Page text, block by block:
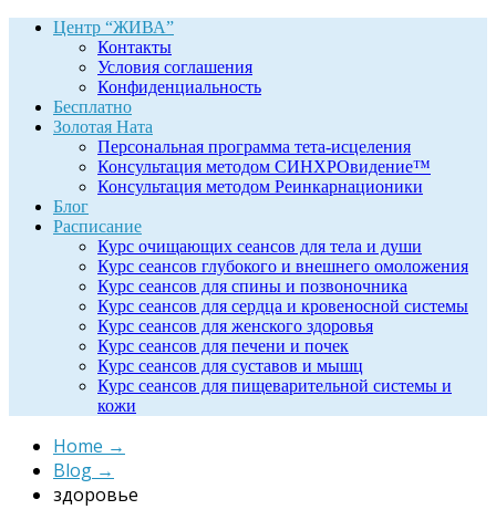
Центр “ЖИВА”
Контакты
Условия соглашения
Конфиденциальность
Бесплатно
Золотая Ната
Персональная программа тета-исцеления
Консультация методом СИНХРОвидение™
Консультация методом Реинкарнационики
Блог
Расписание
Курс очищающих сеансов для тела и души
Курс сеансов глубокого и внешнего омоложения
Курс сеансов для спины и позвоночника
Курс сеансов для сердца и кровеносной системы
Курс сеансов для женского здоровья
Курс сеансов для печени и почек
Курс сеансов для суставов и мышц
Курс сеансов для пищеварительной системы и
кожи
Home →
Blog →
здоровье